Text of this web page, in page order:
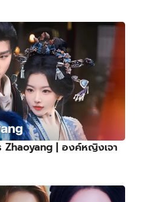
Zhaoyang | องค์หญิงเจา